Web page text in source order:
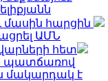
մասին հարցին
ԱՄՆ
հետ
պատճառով
մակարդակ է